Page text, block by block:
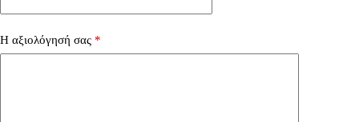
Η αξιολόγησή σας *